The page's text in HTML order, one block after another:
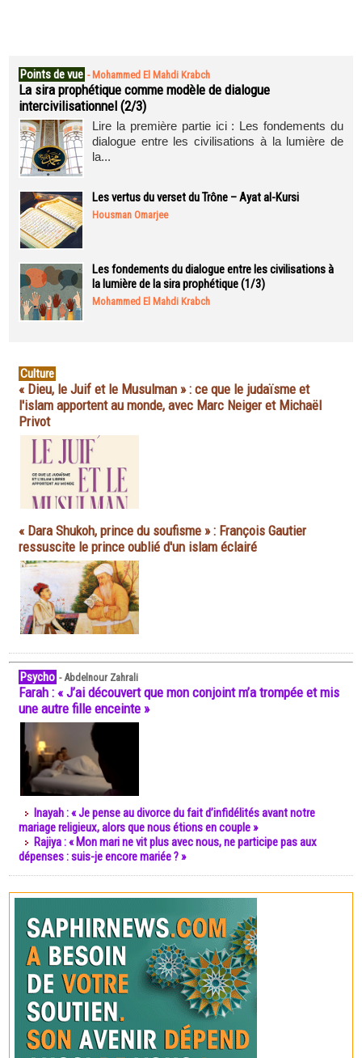
Points de vue - Mohammed El Mahdi Krabch
La sira prophétique comme modèle de dialogue
intercivilisationnel (2/3)
Lire la première partie ici : Les fondements du
dialogue entre les civilisations à la lumière de
la...
Les vertus du verset du Trône – Ayat al-Kursi
Housman Omarjee
Les fondements du dialogue entre les civilisations à
la lumière de la sira prophétique (1/3)
Mohammed El Mahdi Krabch
Culture
« Dieu, le Juif et le Musulman » : ce que le judaïsme et
l'islam apportent au monde, avec Marc Neiger et Michaël
Privot
« Dara Shukoh, prince du soufisme » : François Gautier
ressuscite le prince oublié d'un islam éclairé
Psycho -Abdelnour Zahrali
Farah : « J’ai découvert que mon conjoint m’a trompée et mis
une autre fille enceinte »
Inayah : « Je pense au divorce du fait d’infidélités avant notre
mariage religieux, alors que nous étions en couple »
Rajiya : « Mon mari ne vit plus avec nous, ne participe pas aux
dépenses : suis-je encore mariée ? »